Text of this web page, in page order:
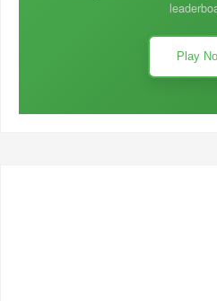
Play